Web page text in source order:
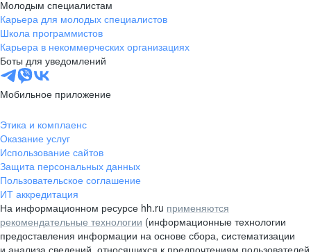
Молодым специалистам
Карьера для молодых специалистов
Школа программистов
Карьера в некоммерческих организациях
Боты для уведомлений
Мобильное приложение
Этика и комплаенс
Оказание услуг
Использование сайтов
Защита персональных данных
Пользовательское соглашение
ИТ аккредитация
На информационном ресурсе hh.ru применяются
рекомендательные технологии (информационные технологии
предоставления информации на основе сбора, систематизации
и анализа сведений, относящихся к предпочтениям пользователей